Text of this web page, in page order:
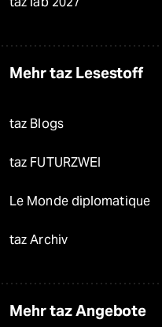
Mehr taz Lesestoff
taz Blogs
taz FUTURZWEI
Le Monde diplomatique
taz Archiv
Mehr taz Angebote